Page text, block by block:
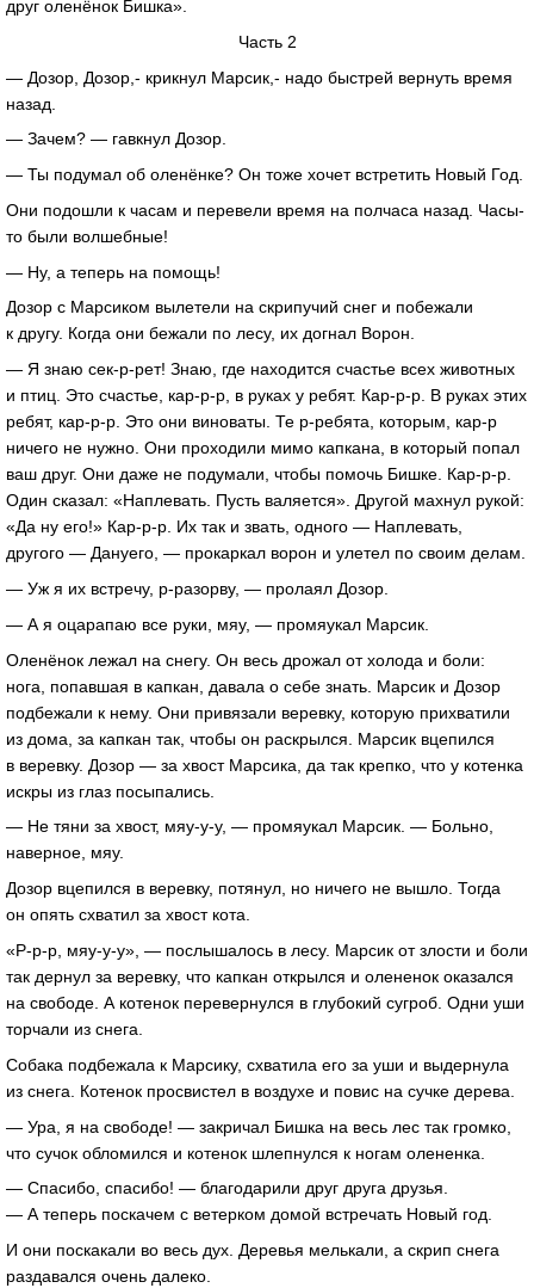
друг оленёнок Бишка».
Часть 2
— Дозор, Дозор,- крикнул Марсик,- надо быстрей вернуть время
назад.
— Зачем? — гавкнул Дозор.
— Ты подумал об оленёнке? Он тоже хочет встретить Новый Год.
Они подошли к часам и перевели время на полчаса назад. Часы-
то были волшебные!
— Ну, а теперь на помощь!
Дозор с Марсиком вылетели на скрипучий снег и побежали
к другу. Когда они бежали по лесу, их догнал Ворон.
— Я знаю сек-р-рет! Знаю, где находится счастье всех животных
и птиц. Это счастье, кар-р-р, в руках у ребят. Кар-р-р. В руках этих
ребят, кар-р-р. Это они виноваты. Те р-ребята, которым, кар-р
ничего не нужно. Они проходили мимо капкана, в который попал
ваш друг. Они даже не подумали, чтобы помочь Бишке. Кар-р-р.
Один сказал: «Наплевать. Пусть валяется». Другой махнул рукой:
«Да ну его!» Кар-р-р. Их так и звать, одного — Наплевать,
другого — Дануего, — прокаркал ворон и улетел по своим делам.
— Уж я их встречу, р-разорву, — пролаял Дозор.
— А я оцарапаю все руки, мяу, — промяукал Марсик.
Оленёнок лежал на снегу. Он весь дрожал от холода и боли:
нога, попавшая в капкан, давала о себе знать. Марсик и Дозор
подбежали к нему. Они привязали веревку, которую прихватили
из дома, за капкан так, чтобы он раскрылся. Марсик вцепился
в веревку. Дозор — за хвост Марсика, да так крепко, что у котенка
искры из глаз посыпались.
— Не тяни за хвост, мяу-у-у, — промяукал Марсик. — Больно,
наверное, мяу.
Дозор вцепился в веревку, потянул, но ничего не вышло. Тогда
он опять схватил за хвост кота.
«Р-р-р, мяу-у-у», — послышалось в лесу. Марсик от злости и боли
так дернул за веревку, что капкан открылся и олененок оказался
на свободе. А котенок перевернулся в глубокий сугроб. Одни уши
торчали из снега.
Собака подбежала к Марсику, схватила его за уши и выдернула
из снега. Котенок просвистел в воздухе и повис на сучке дерева.
— Ура, я на свободе! — закричал Бишка на весь лес так громко,
что сучок обломился и котенок шлепнулся к ногам олененка.
— Спасибо, спасибо! — благодарили друг друга друзья.
— А теперь поскачем с ветерком домой встречать Новый год.
И они поскакали во весь дух. Деревья мелькали, а скрип снега
раздавался очень далеко.